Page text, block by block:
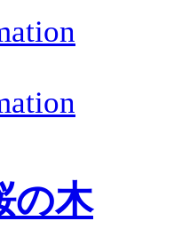
の木